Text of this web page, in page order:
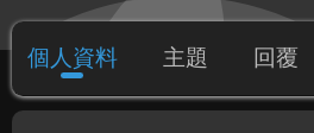
個人資料 主題 回覆